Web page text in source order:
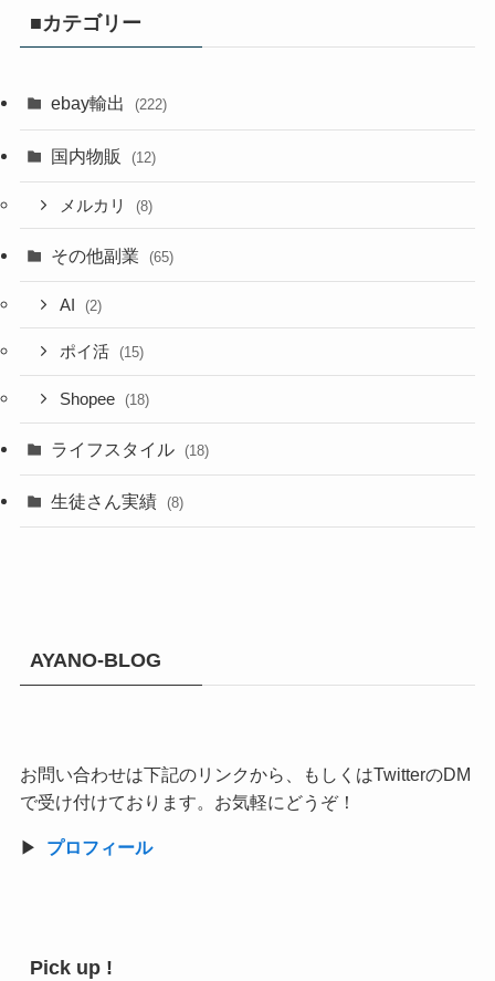
■カテゴリー
ebay輸出 (222)
国内物販 (12)
メルカリ (8)
その他副業 (65)
AI (2)
ポイ活 (15)
Shopee (18)
ライフスタイル (18)
生徒さん実績 (8)
AYANO-BLOG
お問い合わせは下記のリンクから、もしくはTwitterのDM
で受け付けております。お気軽にどうぞ！
▶︎ プロフィール
Pick up !